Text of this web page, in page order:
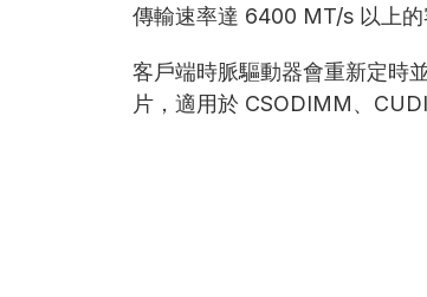
傳輸速率達 6400 MT/s 以上的
客戶端時脈驅動器會重新定時
片，適用於 CSODIMM、